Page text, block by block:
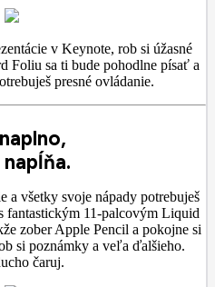
v Keynote, rob si úžasné
Foliu sa ti bude pohodlne písať a
presné ovládanie.
a všetky svoje nápady potrebuješ
fantastickým 11-palcovým Liquid
zober Apple Pencil a pokojne si
si poznámky a veľa ďalšieho.
čaruj.